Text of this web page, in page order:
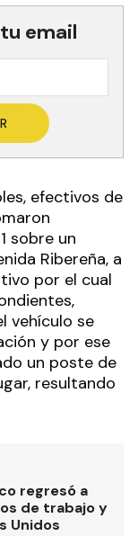
email
efectivos de
sobre un
Ribereña, a
por el cual
vehículo se
y por ese
un poste de
resultando
regresó a
de trabajo y
Unidos